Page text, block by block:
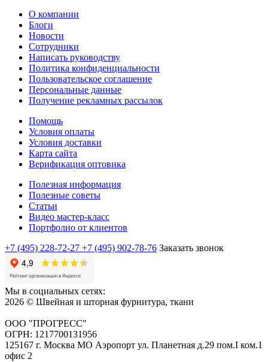
О компании
Блоги
Новости
Сотрудники
Написать руководству
Политика конфиденциальности
Пользовательское соглашение
Персональные данные
Получение рекламных рассылок
Помощь
Условия оплаты
Условия доставки
Карта сайта
Верификация оптовика
Полезная информация
Полезные советы
Статьи
Видео мастер-класс
Портфолио от клиентов
+7 (495) 228-72-27 +7 (495) 902-78-76 Заказать звонок
Мы в социальных сетях:
2026 © Швейная и шторная фурнитура, ткани
ООО "ПРОГРЕСС"
ОГРН: 1217700131956
125167 г. Москва МО Аэропорт ул. Планетная д.29 пом.I ком.1
офис 2